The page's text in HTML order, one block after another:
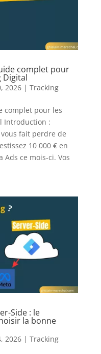
complet pour
Digital
2026| Tracking
complet pour les
Introduction :
fait perdre de
10 000 € en
Ads ce mois-ci. Vos
Side : le
la bonne
2026| Tracking